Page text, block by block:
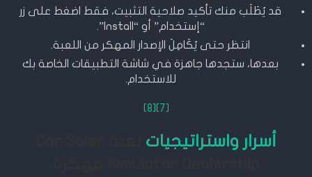
قد يُطَلَب منك تأكيد صلاحية التثبيت، فقط اضغط على زر
“إستخدام” أو “Install”.
انتظر حتى يُكَامِلَ الإصدار المهكر من اللعبة.
بعدها، ستجدها جاهزة في شاشة التطبيقات الخاصة بك
للاستخدام.
[7]
[8]
أسرار واستراتيجيات